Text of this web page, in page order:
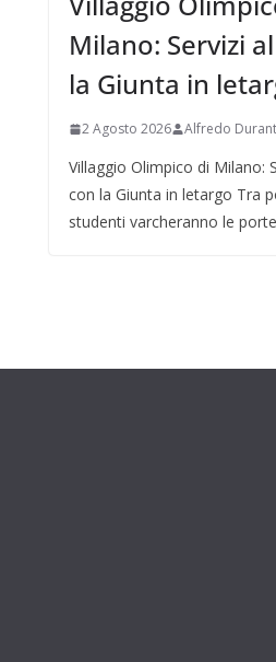
Milano: Servizi
la Giunta in
2 Agosto 2026 Alfredo
Villaggio Olimpico di Milano:
con la Giunta in letargo Tra
studenti varcheranno le porte